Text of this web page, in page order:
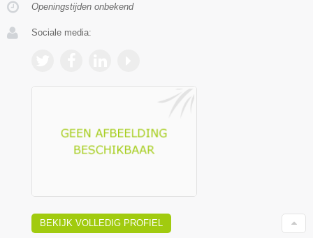
Openingstijden onbekend
Sociale media:
BEKIJK VOLLEDIG PROFIEL